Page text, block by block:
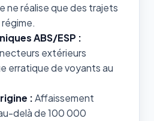
ne réalise que des trajets
ABS/ESP :
extérieurs
erratique de voyants au
:Affaissement
delà de 100 000